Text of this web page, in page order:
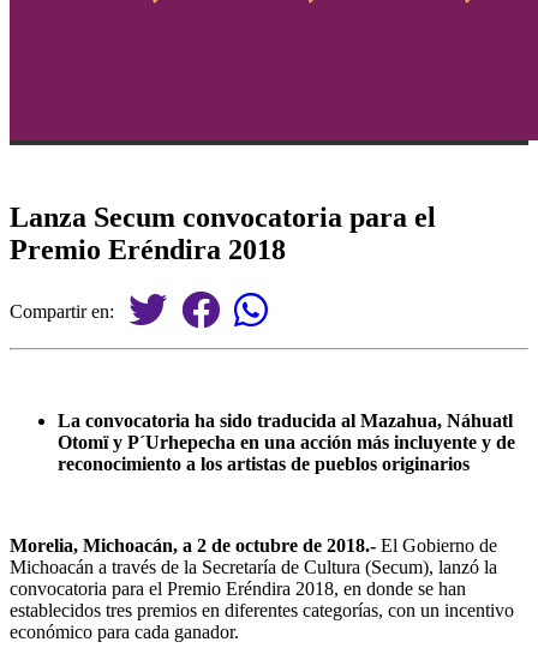
Lanza Secum convocatoria para el
Premio Eréndira 2018
Compartir en:
La convocatoria ha sido traducida al Mazahua, Náhuatl
Otomï y P´Urhepecha en una acción más incluyente y de
reconocimiento a los artistas de pueblos originarios
Morelia, Michoacán, a 2 de octubre de 2018.- El Gobierno de
Michoacán a través de la Secretaría de Cultura (Secum), lanzó la
convocatoria para el Premio Eréndira 2018, en donde se han
establecidos tres premios en diferentes categorías, con un incentivo
económico para cada ganador.